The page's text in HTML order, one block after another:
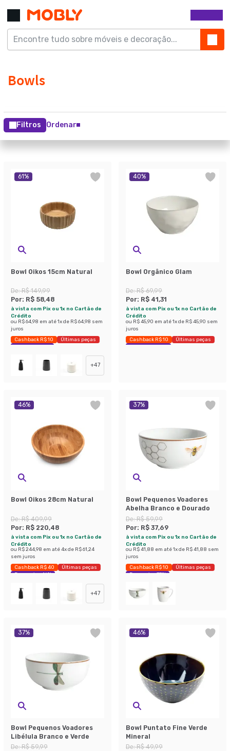
Filtros Ordenar
61%
Bowl Oikos 15cm Natural
De:R$ 149,99
Por: R$ 58,48
à vista com Pix ou 1x no Cartão de
Crédito
ou R$ 64,98 em até1x de R$ 64,98 sem
juros
Cashback R$ 10
Últimas peças
Economize 61%
+47
40%
Bowl Orgânico Glam
De:R$ 69,99
Por: R$ 41,31
à vista com Pix ou 1x no Cartão de
Crédito
ou R$ 45,90 em até1x de R$ 45,90 sem
juros
Cashback R$ 10
Últimas peças
Economize 40%
46%
Bowl Oikos 28cm Natural
De:R$ 409,99
Por: R$ 220,48
à vista com Pix ou 1x no Cartão de
Crédito
ou R$ 244,98 em até4x de R$ 61,24
sem juros
Cashback R$ 40
Últimas peças
Economize 46%
+47
37%
Bowl Pequenos Voadores
Abelha Branco e Dourado
De:R$ 59,99
Por: R$ 37,69
à vista com Pix ou 1x no Cartão de
Crédito
ou R$ 41,88 em até1x de R$ 41,88 sem
juros
Cashback R$ 10
Últimas peças
Economize 37%
37%
Bowl Pequenos Voadores
Libélula Branco e Verde
De:R$ 59,99
46%
Bowl Puntato Fine Verde
Mineral
De:R$ 49,99